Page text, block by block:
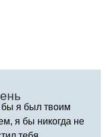
бы я был твоим
я бы никогда не